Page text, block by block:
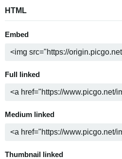
HTML
Embed
Full linked
Medium linked
Thumbnail linked